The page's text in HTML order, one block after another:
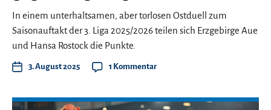
In einem unterhaltsamen, aber torlosen Ostduell zum
Saisonauftakt der 3. Liga 2025/2026 teilen sich Erzgebirge Aue
und Hansa Rostock die Punkte.
3. August 2025 1 Kommentar